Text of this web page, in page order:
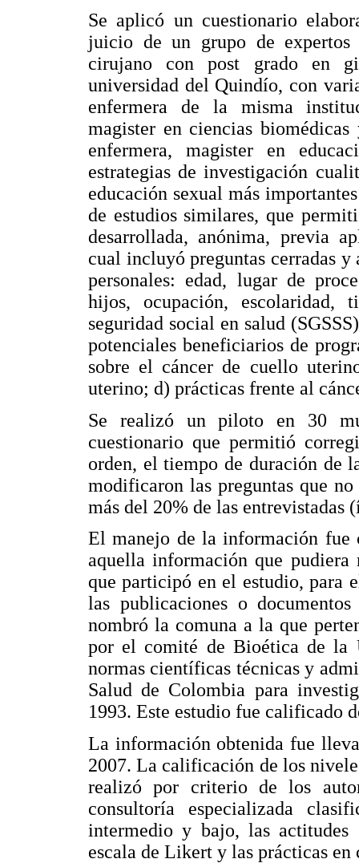
Se aplicó un cuestionario
juicio de un grupo de expertos
cirujano con post grado en
universidad del Quindío, con
enfermera de la misma
magister en ciencias
enfermera, magister en
estrategias de investigación
educación sexual más
de estudios similares, que
desarrollada, anónima, previa
cual incluyó preguntas cerradas
personales: edad, lugar de
hijos, ocupación,
seguridad social en salud
potenciales beneficiarios de
sobre el cáncer de cuello
uterino; d) prácticas frente al
Se realizó un piloto en 30
cuestionario que permitió
orden, el tiempo de duración de
modificaron las preguntas que
más del 20% de las
El manejo de la información fue
aquella información que
que participó en el estudio, para
las publicaciones o
nombró la comuna a la que
por el comité de Bioética de la
normas científicas técnicas y
Salud de Colombia para
1993. Este estudio fue calificado
La información obtenida fue
2007. La calificación de los
realizó por criterio de los
consultoría especializada
intermedio y bajo, las actitudes
escala de Likert y las prácticas